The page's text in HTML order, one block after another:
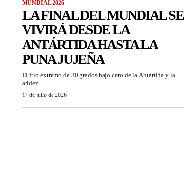
MUNDIAL 2026
LA FINAL DEL MUNDIAL SE
VIVIRÁ DESDE LA
ANTÁRTIDA HASTA LA
PUNA JUJEÑA
El frío extremo de 30 grados bajo cero de la Antártida y la
aridez...
17 de julio de 2026